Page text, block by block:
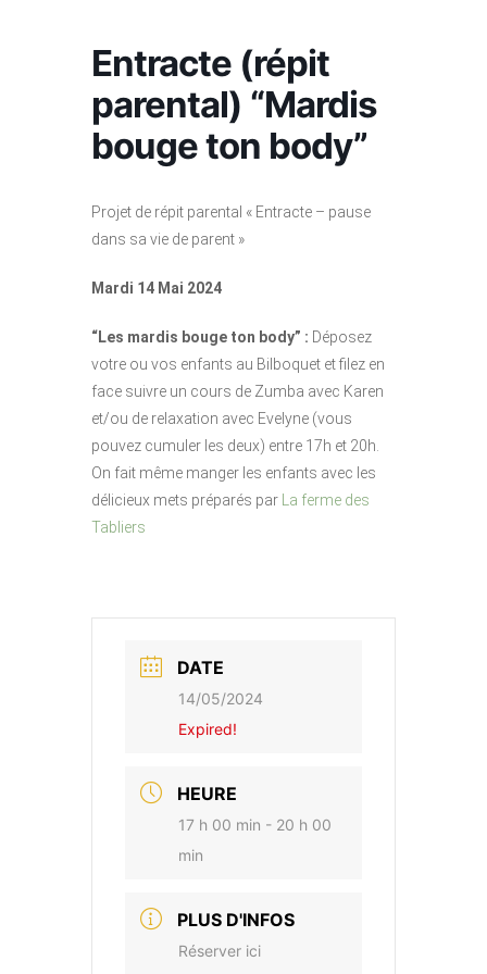
Entracte (répit
parental) “Mardis
bouge ton body”
Projet de répit parental « Entracte – pause
dans sa vie de parent »
Mardi 14 Mai 2024
“Les mardis bouge ton body” : Déposez
votre ou vos enfants au Bilboquet et filez en
face suivre un cours de Zumba avec Karen
et/ou de relaxation avec Evelyne (vous
pouvez cumuler les deux) entre 17h et 20h.
On fait même manger les enfants avec les
délicieux mets préparés par
La ferme des
Tabliers
DATE
14/05/2024
Expired!
HEURE
17 h 00 min - 20 h 00
min
PLUS D'INFOS
Réserver ici